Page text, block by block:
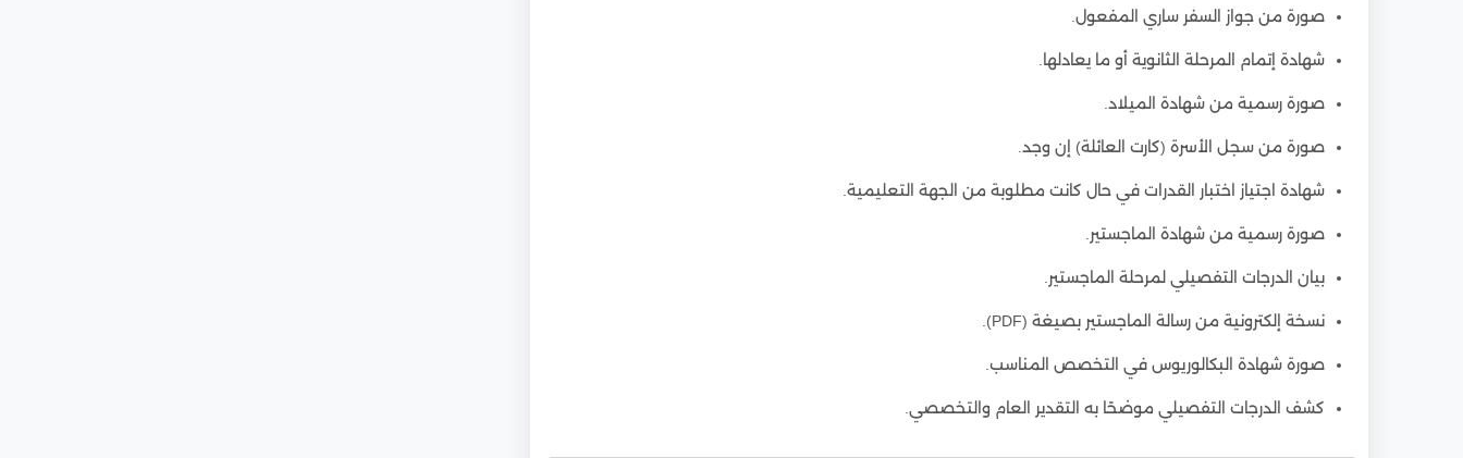
صورة من جواز السفر ساري المفعول.
شهادة إتمام المرحلة الثانوية أو ما يعادلها.
صورة رسمية من شهادة الميلاد.
صورة من سجل الأسرة (كارت العائلة) إن وجد.
شهادة اجتياز اختبار القدرات في حال كانت مطلوبة من الجهة التعليمية.
صورة رسمية من شهادة الماجستير.
بيان الدرجات التفصيلي لمرحلة الماجستير.
نسخة إلكترونية من رسالة الماجستير بصيغة (PDF).
صورة شهادة البكالوريوس في التخصص المناسب.
كشف الدرجات التفصيلي موضحًا به التقدير العام والتخصصي.